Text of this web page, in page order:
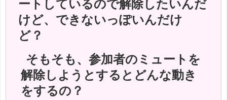
ートしているので解除したいんだ
けど、できないっぽいんだけ
ど？
そもそも、参加者のミュートを
解除しようとするとどんな動き
をするの？